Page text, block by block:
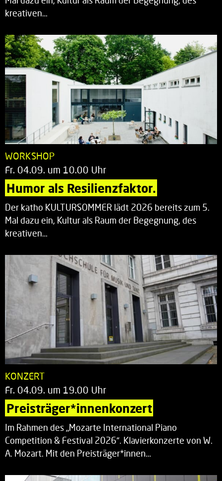
kreativen…
WORKSHOP
Fr. 04.09. um 10.00 Uhr
Humor als Resilienzfaktor.
Der katho KULTURSOMMER lädt 2026 bereits zum 5.
Mal dazu ein, Kultur als Raum der Begegnung, des
kreativen…
KONZERT
Fr. 04.09. um 19.00 Uhr
Preisträger*innenkonzert
Im Rahmen des „Mozarte International Piano
Competition & Festival 2026“. Klavierkonzerte von W.
A. Mozart. Mit den Preisträger*innen…